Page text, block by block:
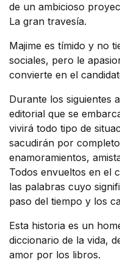
de un ambicioso
La gran travesía.
Majime es tímido y no
sociales, pero le
convierte en el
Durante los siguientes
editorial que se
vivirá todo tipo de
sacudirán por
enamoramientos,
Todos envueltos en el
las palabras cuyo
paso del tiempo y los
Esta historia es un
diccionario de la vida,
amor por los libros.